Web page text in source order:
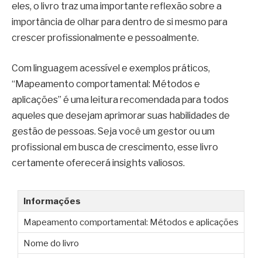
eles, o livro traz uma importante reflexão sobre a
importância de olhar para dentro de si mesmo para
crescer profissionalmente e pessoalmente.
Com linguagem acessível e exemplos práticos,
“Mapeamento comportamental: Métodos e
aplicações” é uma leitura recomendada para todos
aqueles que desejam aprimorar suas habilidades de
gestão de pessoas. Seja você um gestor ou um
profissional em busca de crescimento, esse livro
certamente oferecerá insights valiosos.
Informações
Mapeamento comportamental: Métodos e aplicações
Nome do livro